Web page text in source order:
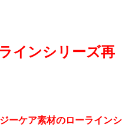
ラインシリーズ再
ーケア素材のローラインシ